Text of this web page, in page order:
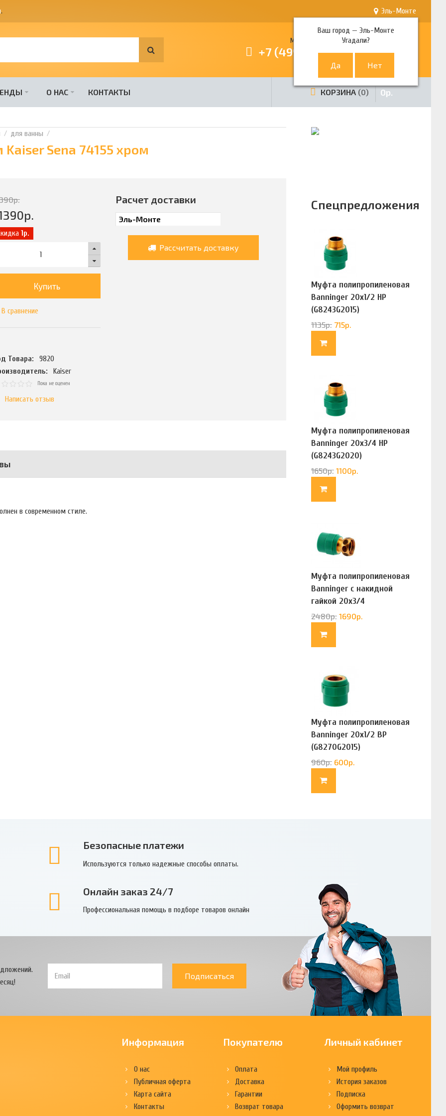
. Эль-Монте
Ваш город —Эль-Монте
Угадали?
Многоканальный телефон
+7 (499) 380-80-80
О НАС КОНТАКТЫ КОРЗИНА 0 0р.
для ванны
Sena 74155 хром
р.
р.
1р.
Купить
В сравнение
Товара:
9820
Kaiser
Пока не оценен
Написать отзыв
Расчет доставки
Рассчитать доставку
в современном стиле.
Спецпредложения
Муфта полипропиленовая
Banninger 20х1/2 НР
(G8243G2015)
1135р. 715р.
Муфта полипропиленовая
Banninger 20х3/4 НР
(G8243G2020)
1650р. 1100р.
Муфта полипропиленовая
Banninger с накидной
гайкой 20х3/4
(G83322020)
2480р. 1690р.
Муфта полипропиленовая
Banninger 20х1/2 ВР
(G8270G2015)
960р. 600р.
Безопасные платежи
Используются только надежные способы оплаты.
Онлайн заказ 24/7
Профессиональная помощь в подборе товаров онлайн
Подписаться
Информация
О нас
Публичная оферта
Карта сайта
Контакты
Покупателю
Оплата
Доставка
Гарантии
Возврат товара
Личный кабинет
Мой профиль
История заказов
Подписка
Оформить возврат